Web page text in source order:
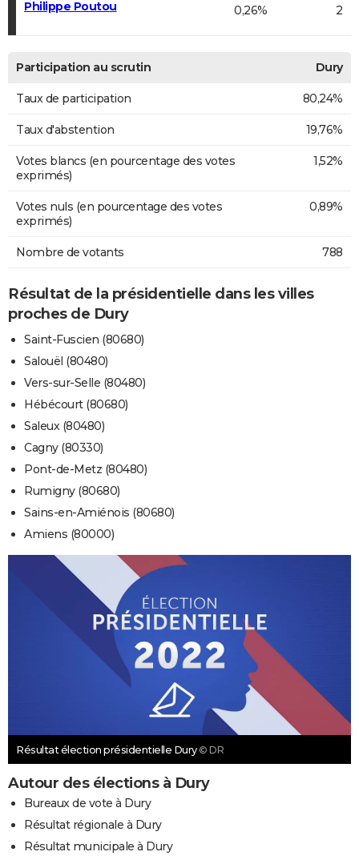
Philippe Poutou 0,26% 2
Participation au scrutin Dury
Taux de participation 80,24%
Taux d'abstention 19,76%
Votes blancs (en pourcentage des votes
exprimés)
1,52%
Votes nuls (en pourcentage des votes
exprimés)
0,89%
Nombre de votants 788
Résultat de la présidentielle dans les villes
proches de Dury
Saint-Fuscien (80680)
Salouël (80480)
Vers-sur-Selle (80480)
Hébécourt (80680)
Saleux (80480)
Cagny (80330)
Pont-de-Metz (80480)
Rumigny (80680)
Sains-en-Amiénois (80680)
Amiens (80000)
Résultat élection présidentielle Dury © DR
Autour des élections à Dury
Bureaux de vote à Dury
Résultat régionale à Dury
Résultat municipale à Dury